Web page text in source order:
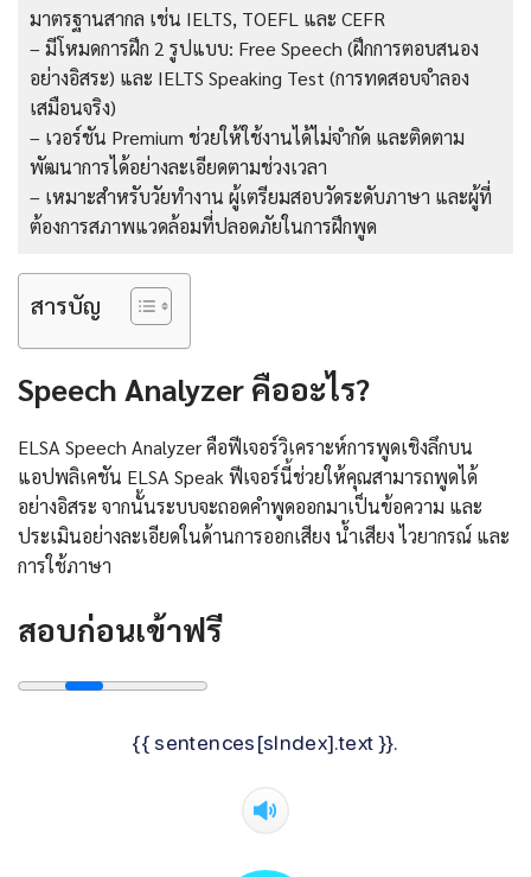
มาตรฐานสากล เช่น IELTS, TOEFL และ CEFR
– มีโหมดการฝึก 2 รูปแบบ: Free Speech (ฝึกการตอบสนอง
อย่างอิสระ) และ IELTS Speaking Test (การทดสอบจำลอง
เสมือนจริง)
– เวอร์ชัน Premium ช่วยให้ใช้งานได้ไม่จำกัด และติดตาม
พัฒนาการได้อย่างละเอียดตามช่วงเวลา
– เหมาะสำหรับวัยทำงาน ผู้เตรียมสอบวัดระดับภาษา และผู้ที่
ต้องการสภาพแวดล้อมที่ปลอดภัยในการฝึกพูด
สารบัญ
Speech Analyzer คืออะไร?
ELSA Speech Analyzer คือฟีเจอร์วิเคราะห์การพูดเชิงลึกบน
แอปพลิเคชัน ELSA Speak ฟีเจอร์นี้ช่วยให้คุณสามารถพูดได้
อย่างอิสระ จากนั้นระบบจะถอดคำพูดออกมาเป็นข้อความ และ
ประเมินอย่างละเอียดในด้านการออกเสียง น้ำเสียง ไวยากรณ์ และ
การใช้ภาษา
สอบก่อนเข้าฟรี
{{ sentences[sIndex].text }}.